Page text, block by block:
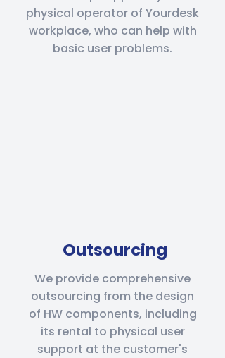
physical operator of Yourdesk
workplace, who can help with
basic user problems.
Outsourcing
We provide comprehensive
outsourcing from the design
of HW components, including
its rental to physical user
support at the customer's